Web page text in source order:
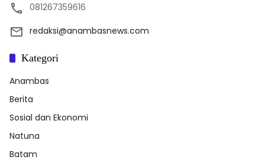
081267359616
redaksi@anambasnews.com
Kategori
Anambas
Berita
Sosial dan Ekonomi
Natuna
Batam